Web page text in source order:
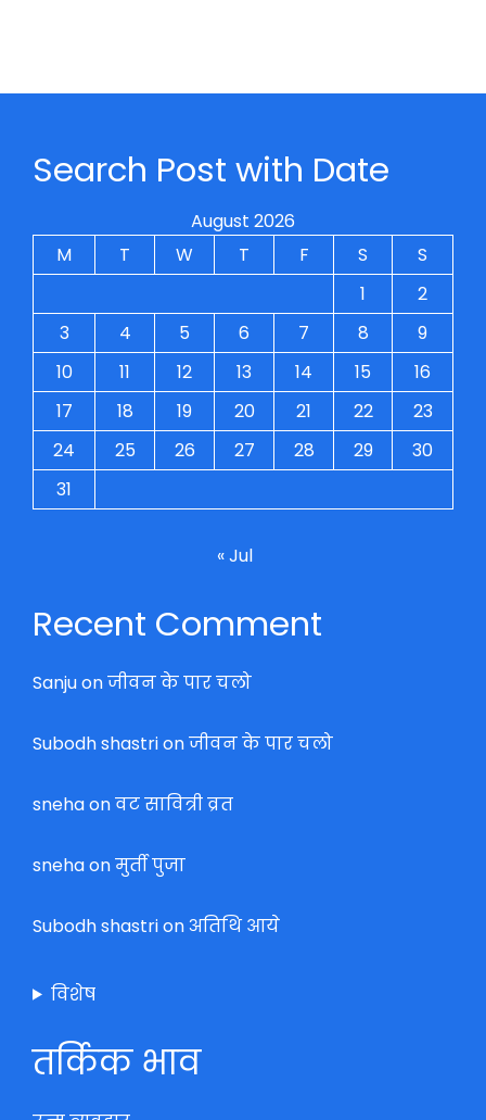
Search Post with Date
August 2026
M
T W T F S
S
1
2
3
4 5 6 7 8
9
10
11 12 13 14 15
16
17
18 19 20 21 22
23
24
25 26 27 28 29
30
31
« Jul
Recent Comment
Sanjuonजीवन के पार चलो
Subodh shastrionजीवन के पार चलो
snehaonवट सावित्री व्रत
snehaonमुर्ती पुजा
Subodh shastrionअतिथि आये
विशेष
तर्किक भाव